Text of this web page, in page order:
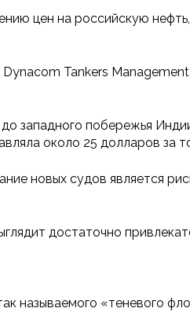
цен на российскую
Dynacom Tankers
западного побережья
около 25 долларов за
новых судов является
достаточно
называемого «теневого